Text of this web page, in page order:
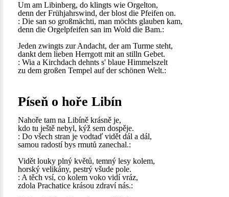
Um am Libinberg, do klingts wie Orgelton,
denn der Frühjahrswind, der blost die Pfeifen on.
: Die san so großmächti, man möchts glauben kam,
denn die Orgelpfeifen san im Wold die Bam.:
Jeden zwingts zur Andacht, der am Turme steht,
dankt dem lieben Herrgott mit an stilln Gebet.
: Wia a Kirchdach dehnts s' blaue Himmelszelt
zu dem großen Tempel auf der schönen Welt.:
Píseň o hoře Libín
Nahoře tam na Libíně krásně je,
kdo tu ještě nebyl, kýž sem dospěje.
: Do všech stran je vodtaď vidět dál a dál,
samou radostí bys rmutů zanechal.:
Vidět louky plný květů, temný lesy kolem,
horský velikány, pestrý všude pole.
: A těch vsí, co kolem voko vidí vráz,
zdola Prachatice krásou zdraví nás.: